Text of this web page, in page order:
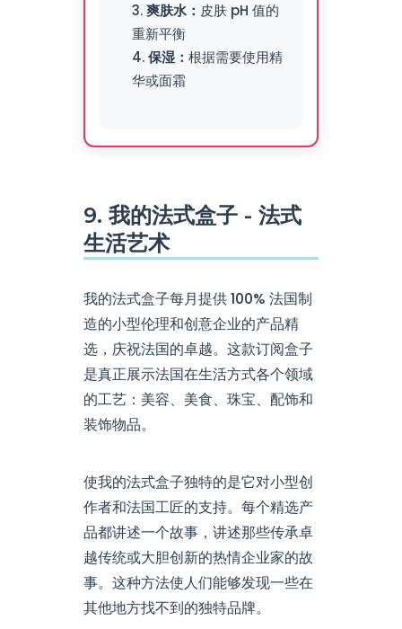
爽肤水： 皮肤 pH 值的
重新平衡
保湿： 根据需要使用精
华或面霜
9. 我的法式盒子 - 法式
生活艺术
我的法式盒子每月提供 100% 法国制
造的小型伦理和创意企业的产品精
选，庆祝法国的卓越。这款订阅盒子
是真正展示法国在生活方式各个领域
的工艺：美容、美食、珠宝、配饰和
装饰物品。
使我的法式盒子独特的是它对小型创
作者和法国工匠的支持。每个精选产
品都讲述一个故事，讲述那些传承卓
越传统或大胆创新的热情企业家的故
事。这种方法使人们能够发现一些在
其他地方找不到的独特品牌。